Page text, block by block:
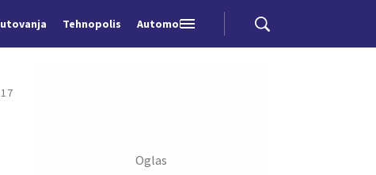
Tehnopolis Automobili